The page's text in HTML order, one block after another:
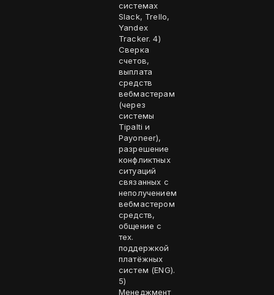
системах
Slack, Trello,
Yandex
Tracker. 4)
Сверка
счетов,
выплата
средств
вебмастерам
(через
системы
Tipalti и
Payoneer),
разрешение
конфликтных
ситуаций
связанных с
неполучением
вебмастером
средств,
общение с
тех.
поддержкой
платёжных
систем (ENG).
5)
Менеджмент